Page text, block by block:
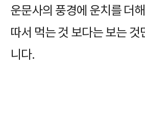
운문사의 풍경에 운치를 더
따서 먹는 것 보다는 보는
니다.